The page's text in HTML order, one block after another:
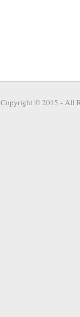
Copyright © 2015 - All